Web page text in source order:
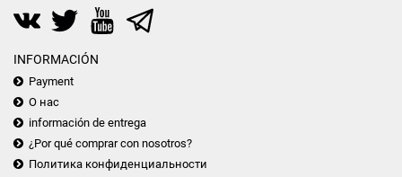
INFORMACIÓN
Payment
О нас
información de entrega
¿Por qué comprar con nosotros?
Политика конфиденциальности